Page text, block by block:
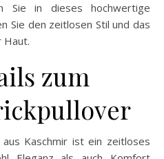
Sie in dieses hochwertige
Sie den zeitlosen Stil und das
Haut.
zum
Kaschmir ist ein zeitloses